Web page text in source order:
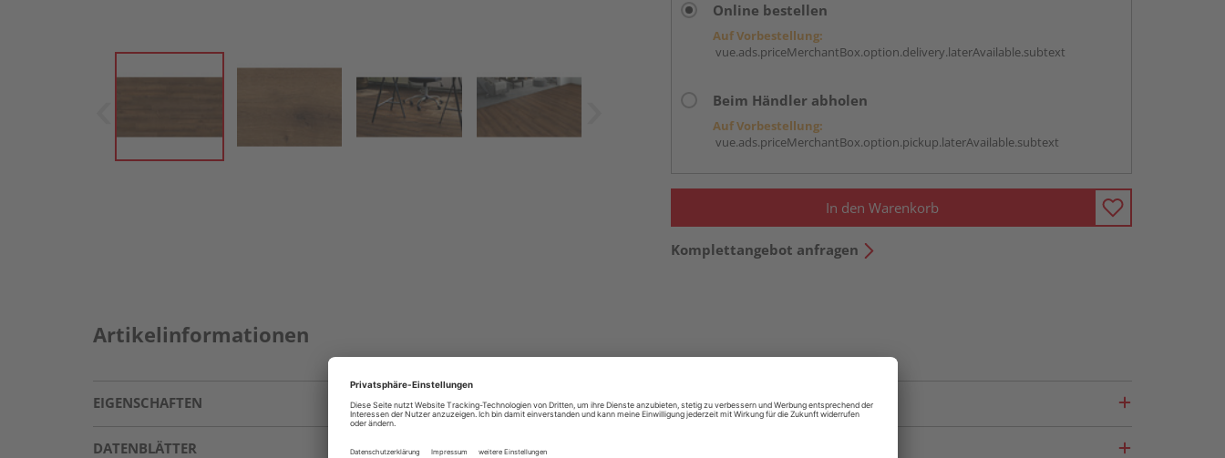
Online bestellen
Auf Vorbestellung:
vue.ads.priceMerchantBox.option.delivery.laterAvailable.subtext
Beim Händler abholen
Auf Vorbestellung:
vue.ads.priceMerchantBox.option.pickup.laterAvailable.subtext
In den Warenkorb
Komplettangebot anfragen
Artikelinformationen
EIGENSCHAFTEN
DATENBLÄTTER